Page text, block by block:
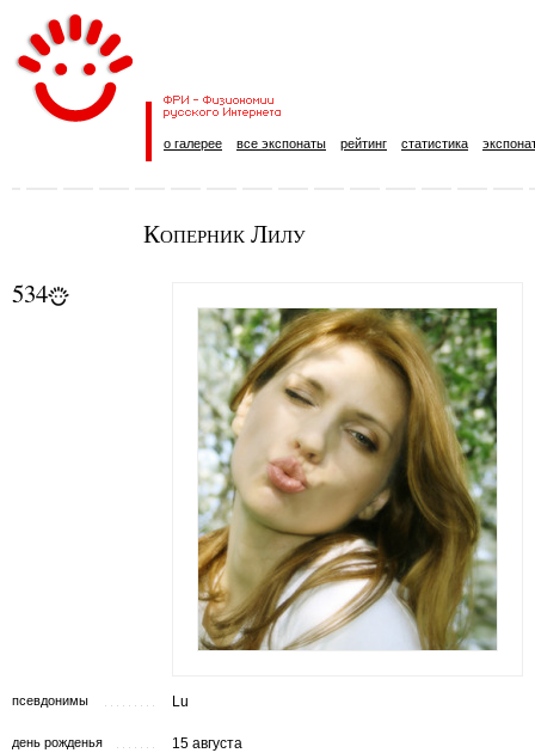
о галерее все экспонаты рейтинг статистика
Коперник Лилу
534
псевдонимы Lu
день рожденья 15 августа